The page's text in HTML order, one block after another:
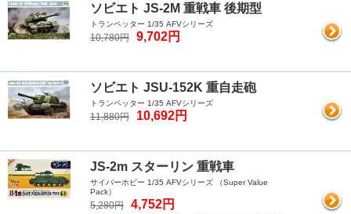
ソビエト JS-2M 重戦車 後期型
トランペッター 1/35 AFVシリーズ
10,780円 9,702円
ソビエト JSU-152K 重自走砲
トランペッター 1/35 AFVシリーズ
11,880円 10,692円
JS-2m スターリン 重戦車
サイバーホビー 1/35 AFVシリーズ （Super Value
Pack）
5,280円 4,752円